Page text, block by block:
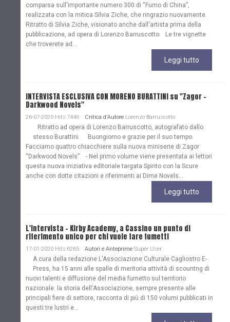
comparsa sull'importante numero 300 di “Fumo di China”,
realizzata con la mitica Silvia Ziche, che ringrazio nuovamente.
Ritratto di Silvia Ziche, visionato anche dall'artista prima della
pubblicazione, ad opera di Lorenzo Barruscotto. Le tre vignette
che troverete ad...
Leggi tutto
INTERVISTA ESCLUSIVA CON MORENO BURATTINI su "Zagor -
Darkwood Novels"
26-07-2020 Hits:7446 Critica d'Autore Lorenzo Barruscotto
Ritratto ad opera di Lorenzo Barruscotto, autografato dallo
stesso Burattini. Buongiorno e grazie per il suo tempo.
Facciamo quattro chiacchiere sulla nuova miniserie di Zagor
“Darkwood Novels”. - Nel primo volume viene presentata ai lettori
questa nuova iniziativa editoriale targata Spirito con la Scure
anche con dotte citazioni e riferimenti ai Dime Novels...
Leggi tutto
L'Intervista - Kirby Academy, a Cassino un punto di
riferimento unico per chi vuole fare fumetti
17-01-2020 Hits:6265 Autori e Anteprime Super User
A cura della redazione L'Associazione Culturale Cagliostro E-
Press, ha 15 anni alle spalle di meritoria attività di scountng di
nuovi talenti e diffusione del media fumetto sul territorio
nazionale: la storia dell'Associazione, sempre presente alle
principali fiere di settore, racconta di più di 150 volumi pubblicati in
questi tre lustri e...